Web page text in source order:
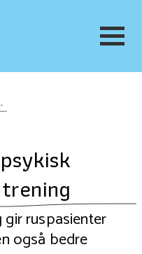
ruspasienter
også bedre